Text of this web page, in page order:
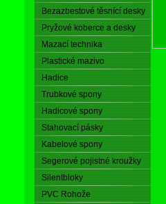
Bezazbestové těsnící desky
Pryžové koberce a desky
Mazací technika
Plastické mazivo
Hadice
Trubkové spony
Hadicové spony
Stahovací pásky
Kabelové spony
Segerové pojistné kroužky
Silentbloky
PVC Rohože